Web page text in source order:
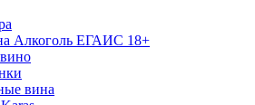
Алкоголь ЕГАИС 18+
вина